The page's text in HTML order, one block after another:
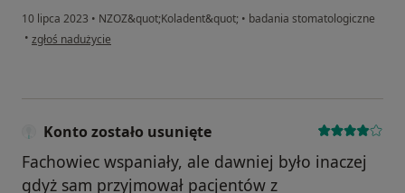
10 lipca 2023 • NZOZ&quot;Koladent&quot; • badania stomatologiczne
• w opinii użytkownika Pacjentka H.O
zgłoś nadużycie
Konto zostało usunięte
Fachowiec wspaniały, ale dawniej było inaczej
gdyż sam przyjmował pacjentów z